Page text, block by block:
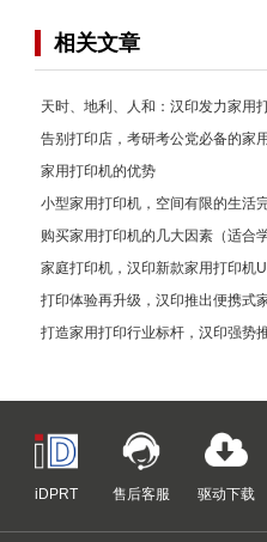
相关文章
天时、地利、人和：汉印发力家用
告别打印店，考研考公党必备的家
家用打印机的优势
小型家用打印机，空间有限的生活
购买家用打印机的几大因素（适合
家庭打印机，汉印新款家用打印机
打印体验再升级，汉印推出便携式
打造家用打印行业标杆，汉印强势
iDPRT 售后客服 驱动下载